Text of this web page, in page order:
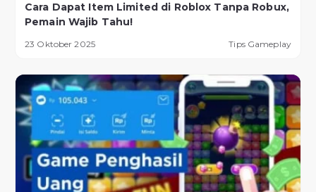
Cara Dapat Item Limited di Roblox Tanpa Robux,
Pemain Wajib Tahu!
23 Oktober 2025 Tips Gameplay